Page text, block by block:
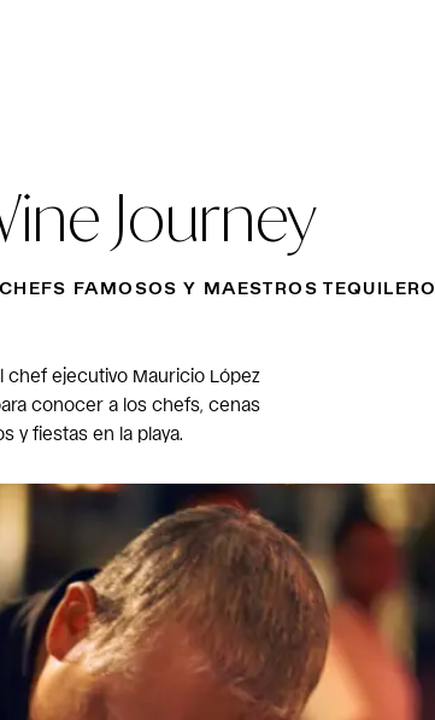
Journey
FAMOSOS Y MAESTROS
ejecutivo Mauricio López
conocer a los chefs, cenas
y fiestas en la playa.